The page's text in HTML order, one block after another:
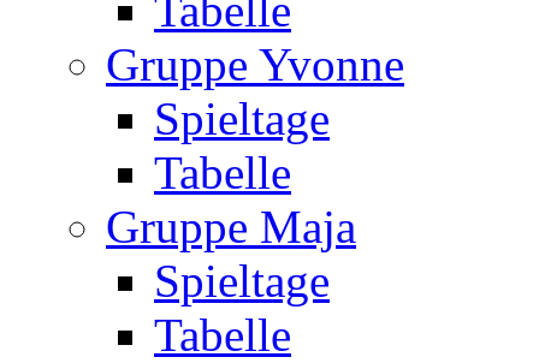
Tabelle
Gruppe Yvonne
Spieltage
Tabelle
Gruppe Maja
Spieltage
Tabelle